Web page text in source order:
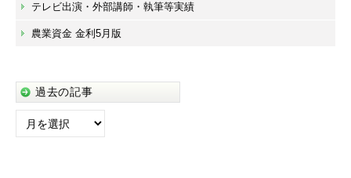
テレビ出演・外部講師・執筆等実績
農業資金 金利5月版
過去の記事
過